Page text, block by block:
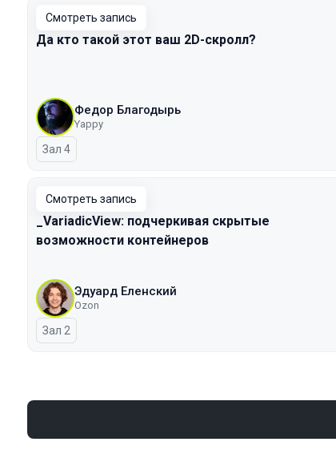
Смотреть запись
Да кто такой этот ваш 2D-скролл?
Федор Благодырь
Yappy
Зал 4
Смотреть запись
_VariadicView: подчеркивая скрытые
возможности контейнеров
Эдуард Еленский
Ozon
Зал 2